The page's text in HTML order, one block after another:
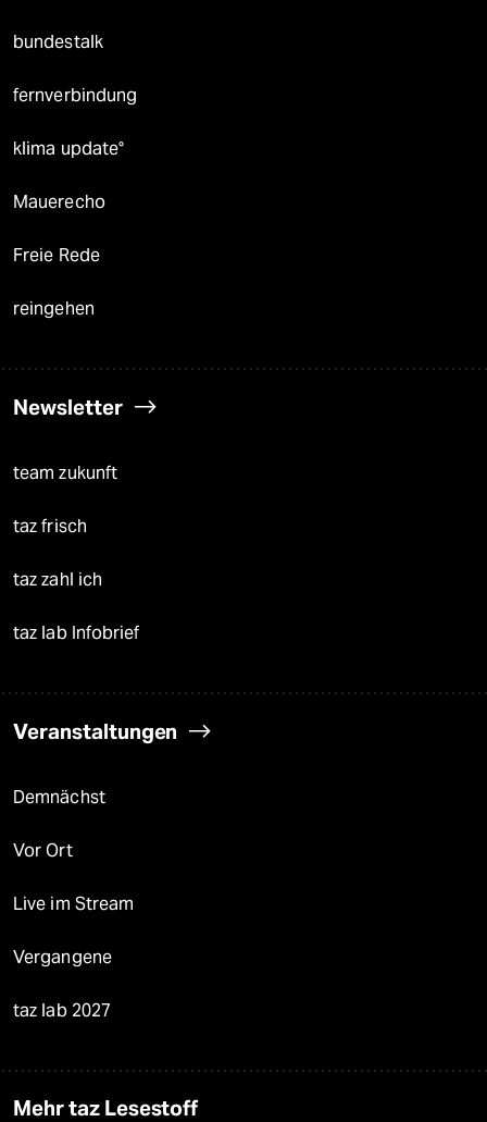
bundestalk
fernverbindung
klima update°
Mauerecho
Freie Rede
reingehen
Newsletter
team zukunft
taz frisch
taz zahl ich
taz lab Infobrief
Veranstaltungen
Demnächst
Vor Ort
Live im Stream
Vergangene
taz lab 2027
Mehr taz Lesestoff